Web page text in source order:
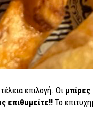
επιλογή. Οι
επιθυμείτε!! Το